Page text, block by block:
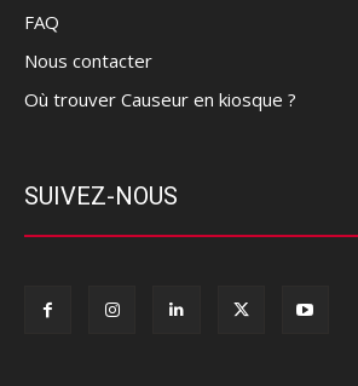
FAQ
Nous contacter
Où trouver Causeur en kiosque ?
SUIVEZ-NOUS